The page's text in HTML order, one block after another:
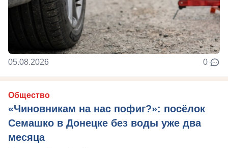
05.08.2026 0
Общество
«Чиновникам на нас пофиг?»: посёлок
Семашко в Донецке без воды уже два
месяца